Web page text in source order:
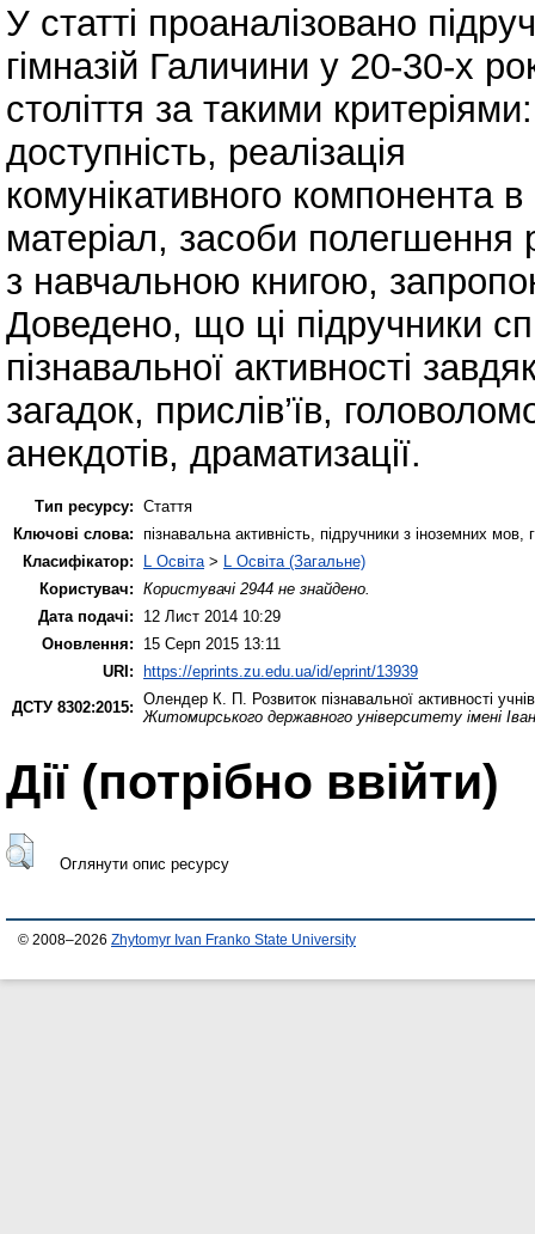
У статті проаналізовано
гімназій Галичини у 20-30-х
століття за такими
доступність, реалізація
комунікативного компонента
матеріал, засоби полегшення
з навчальною книгою,
Доведено, що ці підручники
пізнавальної активності
загадок, прислів’їв,
анекдотів, драматизації.
Тип ресурсу: Стаття
Ключові слова: пізнавальна активність, підручники з іноземних мов,
Класифікатор:
L Освіта > L Освіта (Загальне)
Користувач: Користувачі 2944 не знайдено.
Дата подачі:
12 Лист 2014 10:29
Оновлення:
15 Серп 2015 13:11
URI: https://eprints.zu.edu.ua/id/eprint/13939
ДСТУ 8302:2015: Олендер К. П. Розвиток пізнавальної активності
Житомирського державного університету імені
Дії ​​(потрібно ввійти)
Оглянути опис ресурсу
© 2008–2026 Zhytomyr Ivan Franko State University